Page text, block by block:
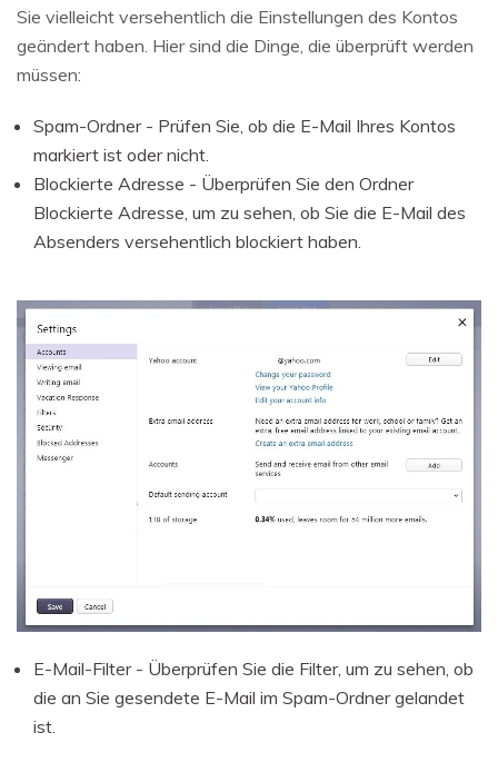
Sie vielleicht versehentlich die Einstellungen des Kontos
geändert haben. Hier sind die Dinge, die überprüft werden
müssen:
Spam-Ordner - Prüfen Sie, ob die E-Mail Ihres Kontos
markiert ist oder nicht.
Blockierte Adresse - Überprüfen Sie den Ordner
Blockierte Adresse, um zu sehen, ob Sie die E-Mail des
Absenders versehentlich blockiert haben.
E-Mail-Filter - Überprüfen Sie die Filter, um zu sehen, ob
die an Sie gesendete E-Mail im Spam-Ordner gelandet
ist.